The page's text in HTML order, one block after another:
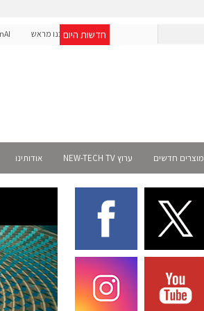
חדשות היום
חברת IAIG גייסה 6 מיליון דולר להקמת חברות תוכנה שנבנו מראש
מוצרים חדשים ערוץ NEW-TECH TV אודותינו